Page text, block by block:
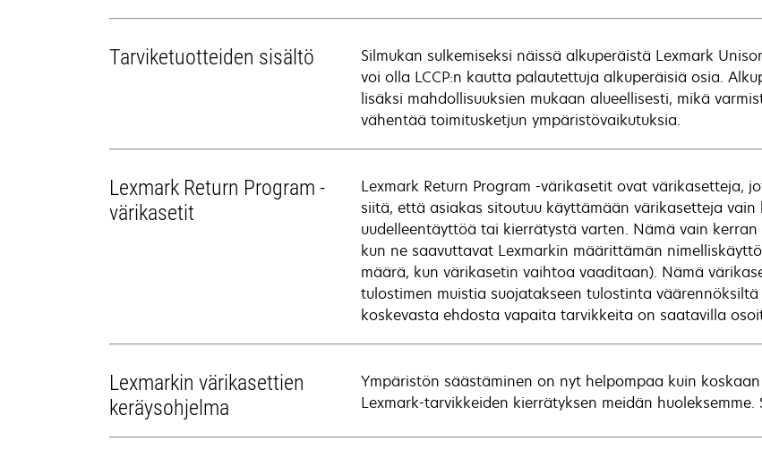
Tarviketuotteiden sisältö
Silmukan sulkemiseksi näissä alkuperäistä Lexmark
voi olla LCCP:n kautta palautettuja alkuperäisiä osia.
lisäksi mahdollisuuksien mukaan alueellisesti, mikä
vähentää toimitusketjun ympäristövaikutuksia.
Lexmark Return Program -
värikasetit
Lexmark Return Program -värikasetit ovat värikasetteja,
siitä, että asiakas sitoutuu käyttämään värikasetteja
uudelleentäyttöä tai kierrätystä varten. Nämä vain
kun ne saavuttavat Lexmarkin määrittämän
määrä, kun värikasetin vaihtoa vaaditaan). Nämä
tulostimen muistia suojatakseen tulostinta
koskevasta ehdosta vapaita tarvikkeita on saatavilla
Lexmarkin värikasettien
keräysohjelma
Ympäristön säästäminen on nyt helpompaa kuin
Lexmark-tarvikkeiden kierrätyksen meidän